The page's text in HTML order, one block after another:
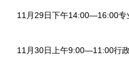
11月29日下午14:00—16:00专
11月30日上午9:00—11:00行政